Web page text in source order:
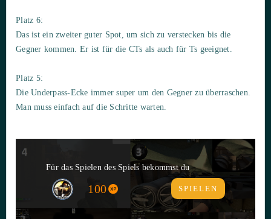
Platz 6:
Das ist ein zweiter guter Spot, um sich zu verstecken bis die
Gegner kommen. Er ist für die CTs als auch für Ts geeignet.
Platz 5:
Die Underpass-Ecke immer super um den Gegner zu überraschen.
Man muss einfach auf die Schritte warten.
Für das Spielen des Spiels bekommst du
100 SPIELEN